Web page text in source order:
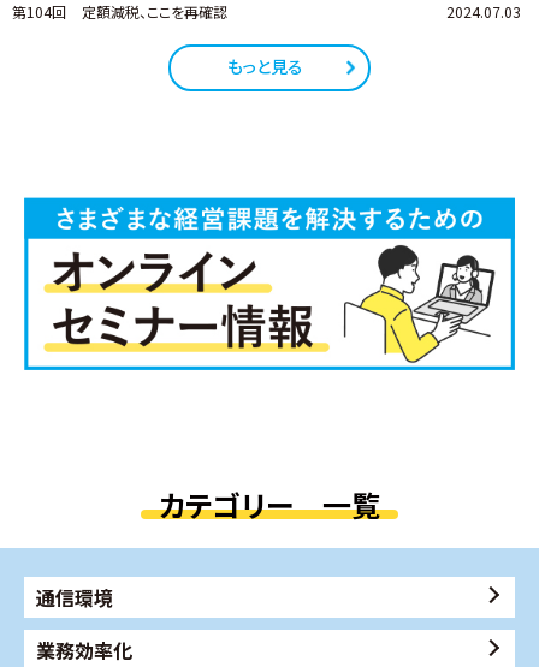
第104回
定額減税、ここを再確認 2024.07.03
もっと見る
カテゴリー 一覧
通信環境
業務効率化